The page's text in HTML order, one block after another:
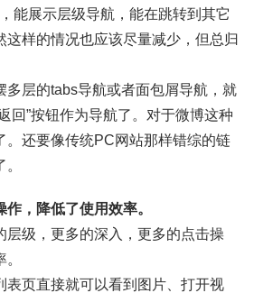
能展示层级导航，能在跳转到其它
这样的情况也应该尽量减少，但总归
多层的tabs导航或者面包屑导航，就
回”按钮作为导航了。对于微博这种
。还要像传统PC网站那样错综的链
，降低了使用效率。
层级，更多的深入，更多的点击操
表页直接就可以看到图片、打开视